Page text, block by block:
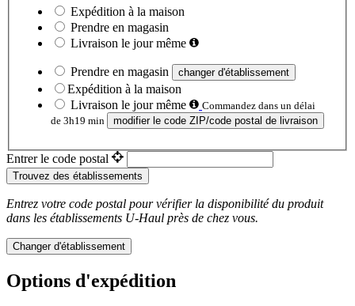
Expédition à la maison
Prendre en magasin
Livraison le jour même
Prendre en magasin changer d'établissement
Expédition à la maison
Livraison le jour même
Commandez dans un délai
de 3h19 min
modifier le code ZIP/code postal de livraison
Entrer le code postal
Trouvez des établissements
Entrez votre code postal pour vérifier la disponibilité du produit
dans les établissements U-Haul près de chez vous.
Changer d'établissement
Options d'expédition